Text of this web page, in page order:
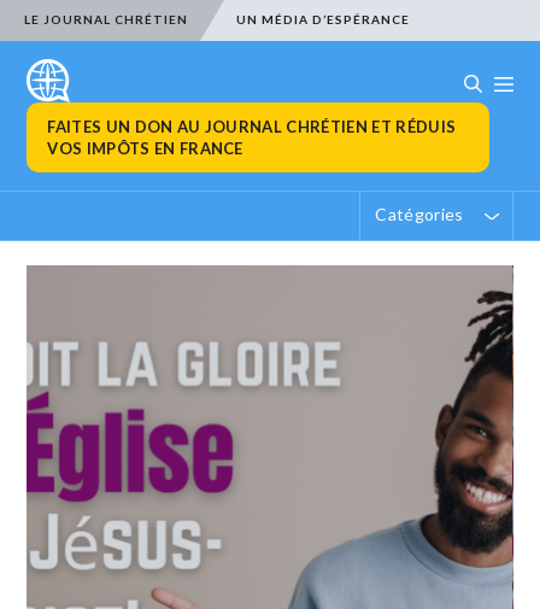
LE JOURNAL CHRÉTIEN UN MÉDIA D’ESPÉRANCE
FAITES UN DON AU JOURNAL CHRÉTIEN ET RÉDUIS
VOS IMPÔTS EN FRANCE
Catégories